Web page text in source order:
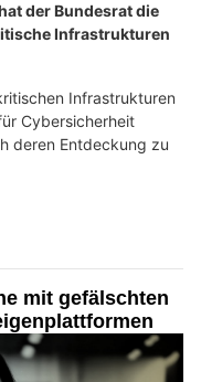
der Bundesrat die
Infrastrukturen
Infrastrukturen
Cybersicherheit
deren Entdeckung zu
mit gefälschten